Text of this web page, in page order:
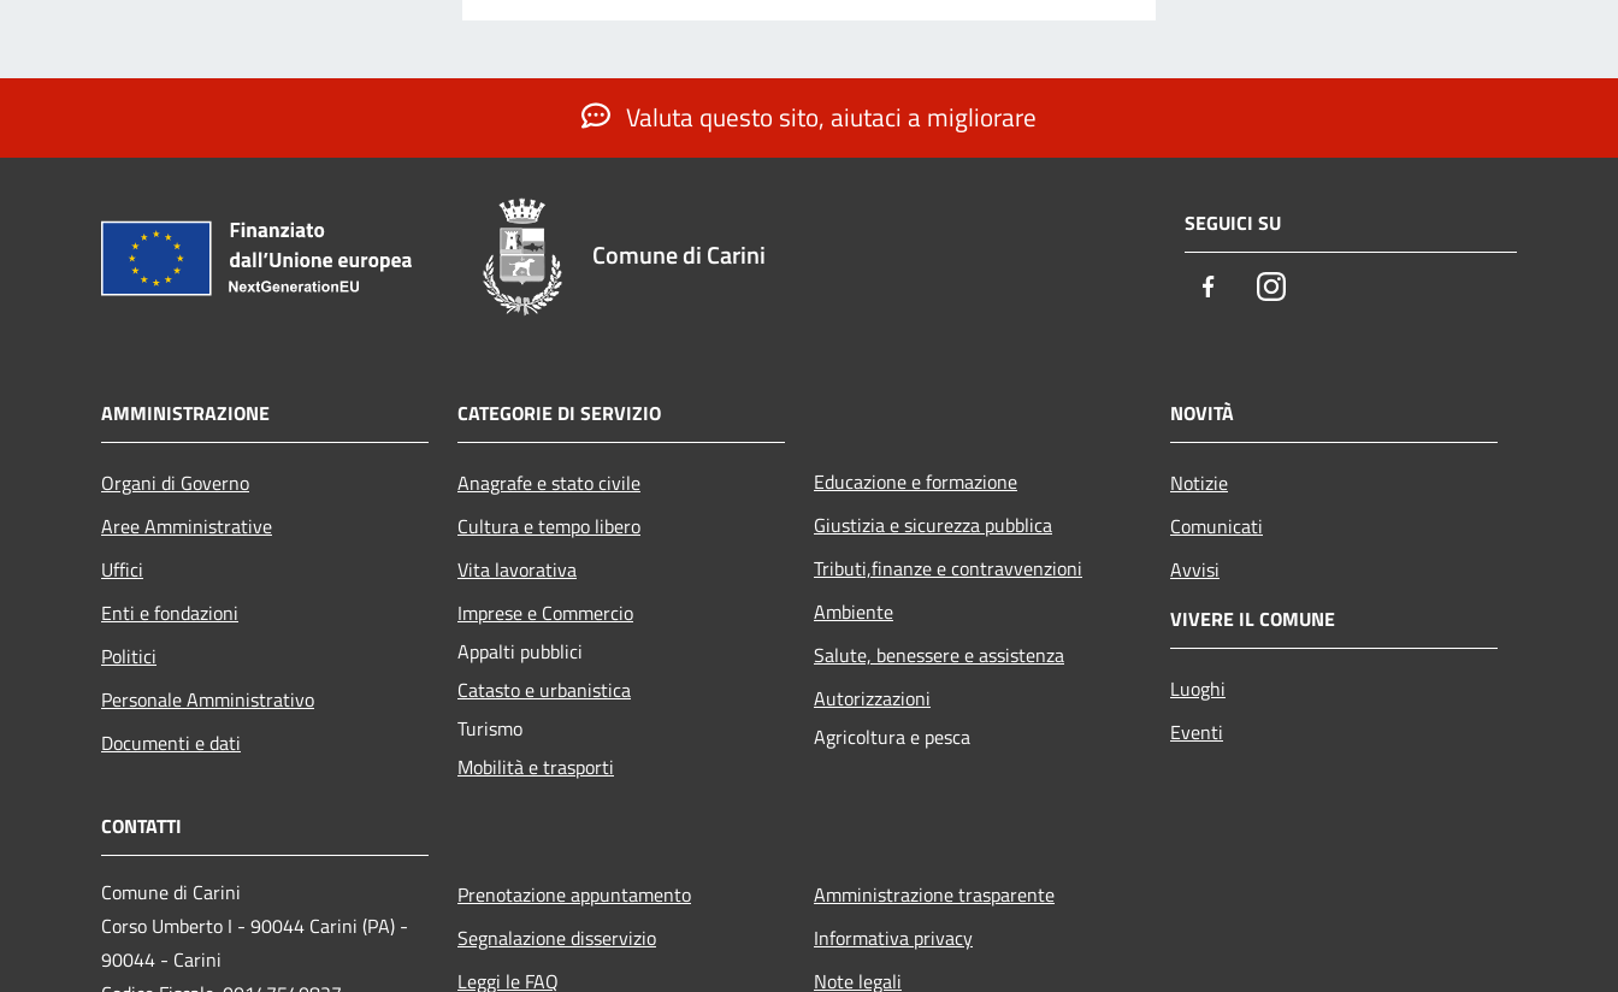
Valuta questo sito, aiutaci a migliorare
Comune di Carini
SEGUICI SU
FacebookInstagram
AMMINISTRAZIONE
Organi di Governo
Aree Amministrative
Uffici
Enti e fondazioni
Politici
Personale Amministrativo
Documenti e dati
CATEGORIE DI SERVIZIO
Anagrafe e stato civile
Cultura e tempo libero
Vita lavorativa
Imprese e Commercio
Appalti pubblici
Catasto e urbanistica
Turismo
Mobilità e trasporti
Educazione e formazione
Giustizia e sicurezza pubblica
Tributi,finanze e contravvenzioni
Ambiente
Salute, benessere e assistenza
Autorizzazioni
Agricoltura e pesca
NOVITÀ
Notizie
Comunicati
Avvisi
VIVERE IL COMUNE
Luoghi
Eventi
CONTATTI
Comune di Carini
Corso Umberto I - 90044 Carini (PA) -
90044 - Carini
Prenotazione appuntamento
Segnalazione disservizio
Leggi le FAQ
Amministrazione trasparente
Informativa privacy
Note legali